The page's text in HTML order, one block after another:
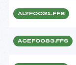
ALYF0021.FFS
ACEF0083.FFS